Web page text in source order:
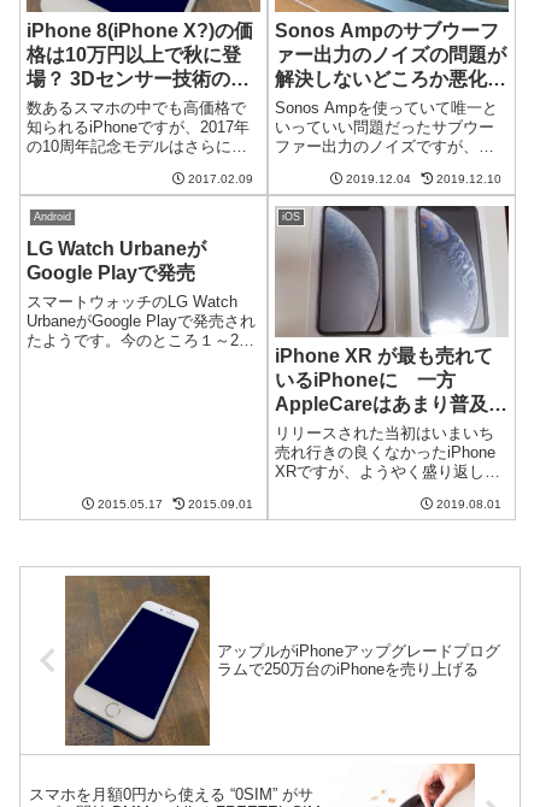
iPhone 8(iPhone X?)の価
格は10万円以上で秋に登
場？ 3Dセンサー技術のう
わさも
数あるスマホの中でも高価格で
知られるiPhoneですが、2017年
の10周年記念モデルはさらにそ
出てきました。最低価格が1,000
れています。日本円で11万円以
上？9to5 Macによ...
2017.02.09
Sonos Ampのサブウーフ
ァー出力のノイズの問題が
解決しないどころか悪化し
て交換へ…
Sonos Ampを使っていて唯一と
いっていい問題だったサブウー
ファー出力のノイズですが、そ
も一向に解決せず、さらに症状
が悪化して交換することになり
ました。早く帰ってこないか
な。。。Sonos Ampに関するそ
2019.12.04 2019.12.10
Android
LG Watch Urbaneが
Google Playで発売
スマートウォッチのLG Watch
UrbaneがGoogle Playで発売され
たようです。今のところ１～2日
2015.05.17 2015.09.01
iOS
iPhone XR が最も売れて
いるiPhoneに 一方
AppleCareはあまり普及し
ていない
リリースされた当初はいまいち
売れ行きの良くなかったiPhone
XRですが、ようやく盛り返して
れているiPhoneの中で最も売れ
的にiPhone XR...
2019.08.01
アップルがiPhoneアップグレードプログ
ラムで250万台のiPhoneを売り上げる
スマホを月額0円から使える “0SIM” がサ